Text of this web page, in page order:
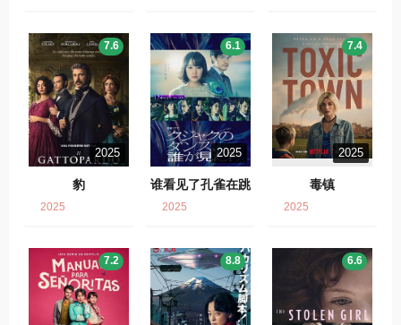
2025
豹
7.6
2025
2025
谁看见了孔雀在跳
6.1
2025
2025
毒镇
7.4
2025
7.2 8.8 6.6